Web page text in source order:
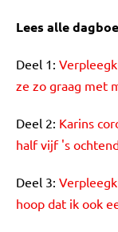
Lees alle
Deel 1:
ze zo graag met
Deel 2: Karins
half vijf 's
Deel 3:
hoop dat ik ook